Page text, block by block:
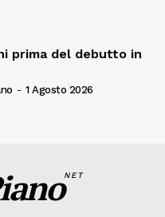
prima del debutto in
- 1 Agosto 2026
NET